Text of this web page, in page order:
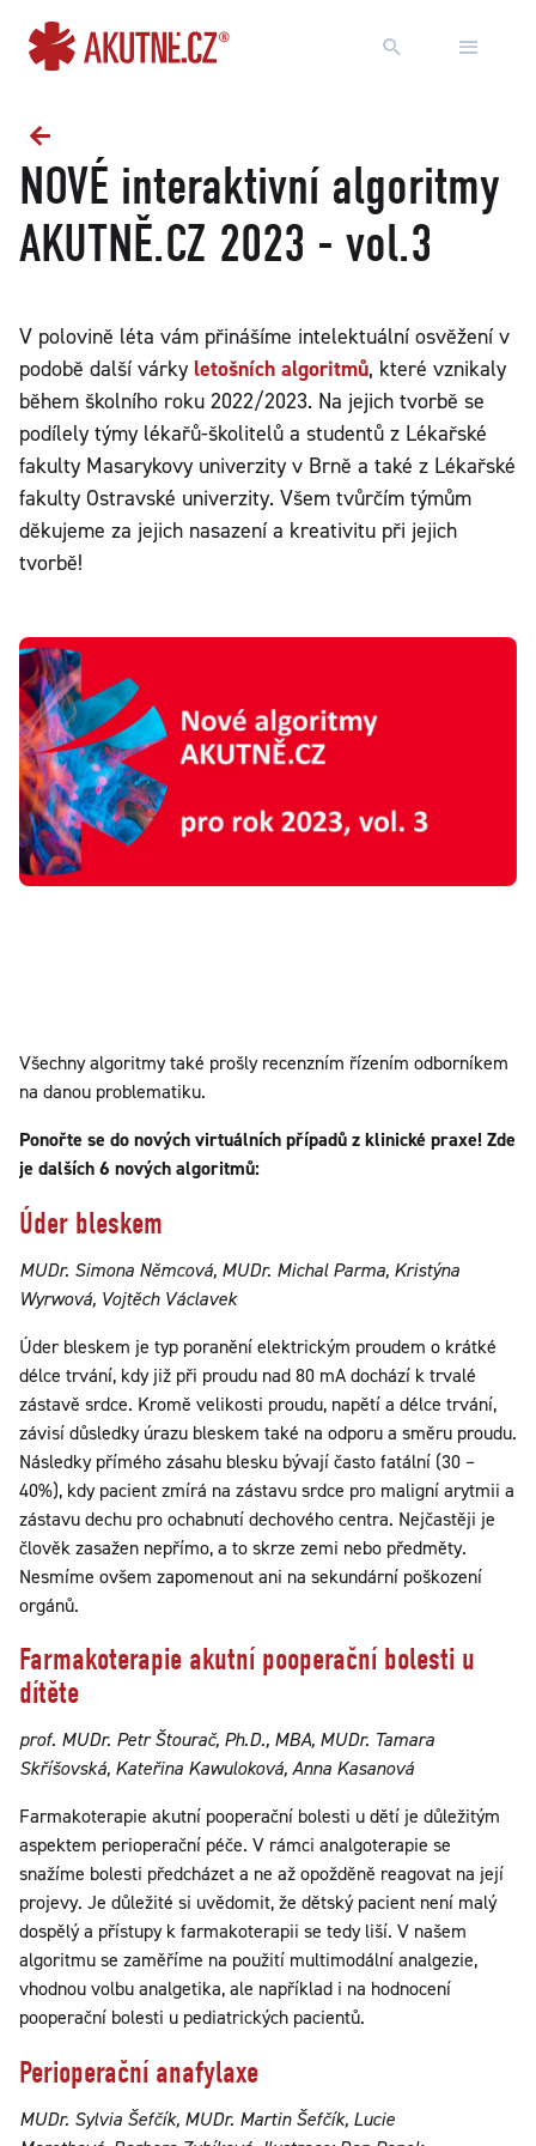
NOVÉ interaktivní algoritmy
AKUTNĚ.CZ 2023 - vol.3
V polovině léta vám přinášíme intelektuální osvěžení v
podobě další várky letošních algoritmů, které vznikaly
během školního roku 2022/2023. Na jejich tvorbě se
podílely týmy lékařů-školitelů a studentů z Lékařské
fakulty Masarykovy univerzity v Brně a také z Lékařské
fakulty Ostravské univerzity. Všem tvůrčím týmům
děkujeme za jejich nasazení a kreativitu při jejich
tvorbě!
Všechny algoritmy také prošly recenzním řízením odborníkem
na danou problematiku.
Ponořte se do nových virtuálních případů z klinické praxe! Zde
je dalších 6 nových algoritmů:
Úder bleskem
MUDr. Simona Němcová, MUDr. Michal Parma, Kristýna
Wyrwová, Vojtěch Václavek
Úder bleskem je typ poranění elektrickým proudem o krátké
délce trvání, kdy již při proudu nad 80 mA dochází k trvalé
zástavě srdce. Kromě velikosti proudu, napětí a délce trvání,
závisí důsledky úrazu bleskem také na odporu a směru proudu.
Následky přímého zásahu blesku bývají často fatální (30 –
40%), kdy pacient zmírá na zástavu srdce pro maligní arytmii a
zástavu dechu pro ochabnutí dechového centra. Nejčastěji je
člověk zasažen nepřímo, a to skrze zemi nebo předměty.
Nesmíme ovšem zapomenout ani na sekundární poškození
orgánů.
Farmakoterapie akutní pooperační bolesti u
dítěte
prof. MUDr. Petr Štourač, Ph.D., MBA, MUDr. Tamara
Skříšovská, Kateřina Kawuloková, Anna Kasanová
Farmakoterapie akutní pooperační bolesti u dětí je důležitým
aspektem perioperační péče. V rámci analgoterapie se
snažíme bolesti předcházet a ne až opožděně reagovat na její
projevy. Je důležité si uvědomit, že dětský pacient není malý
dospělý a přístupy k farmakoterapii se tedy liší. V našem
algoritmu se zaměříme na použití multimodální analgezie,
vhodnou volbu analgetika, ale například i na hodnocení
pooperační bolesti u pediatrických pacientů.
Perioperační anafylaxe
MUDr. Sylvia Šefčík, MUDr. Martin Šefčík, Lucie